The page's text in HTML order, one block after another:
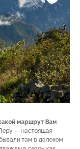
маршрут Вам
— настоящая
там в далеком